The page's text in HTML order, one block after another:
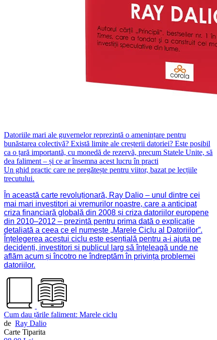
Datoriile mari ale guvernelor reprezintă o amenințare pentru
bunăstarea colectivă? Există limite ale creșterii datoriei? Este posibil
ca o țară importantă, cu monedă de rezervă, precum Statele Unite, să
dea faliment – și ce ar însemna acest lucru în practi
Un ghid practic care ne pregătește pentru viitor, bazat pe lecțiile
trecutului.
În această carte revoluționară, Ray Dalio – unul dintre cei
mai mari investitori ai vremurilor noastre, care a anticipat
criza financiară globală din 2008 și criza datoriilor europene
din 2010–2012 – prezintă pentru prima dată o explicație
detaliată a ceea ce el numește „Marele Ciclu al Datoriilor”.
Înțelegerea acestui ciclu este esențială pentru a-i ajuta pe
decidenți, investitori și publicul larg să înțeleagă unde ne
aflăm acum și încotro ne îndreptăm în privința problemei
datoriilor.
Cum dau țările faliment: Marele ciclu
de Ray Dalio
Carte Tiparita